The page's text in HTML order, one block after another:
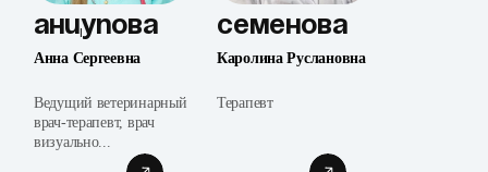
Анцупова
Анна Сергеевна
Ведущий ветеринарный
врач-терапевт, врач
визуально...
Семенова
Каролина Руслановна
Терапевт